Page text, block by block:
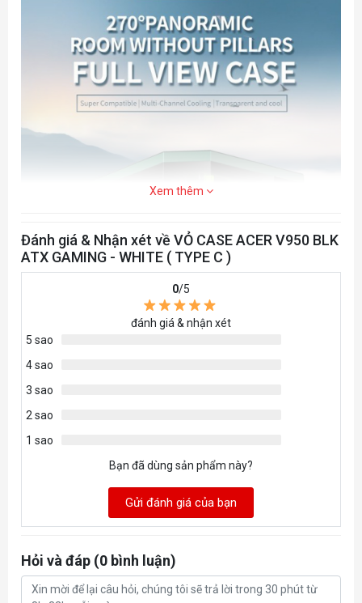
Xem thêm
Đánh giá & Nhận xét về VỎ CASE ACER V950 BLK
ATX GAMING - WHITE ( TYPE C )
0/5
đánh giá & nhận xét
5 sao
4 sao
3 sao
2 sao
1 sao
Bạn đã dùng sản phẩm này?
Gửi đánh giá của bạn
Hỏi và đáp (0 bình luận)